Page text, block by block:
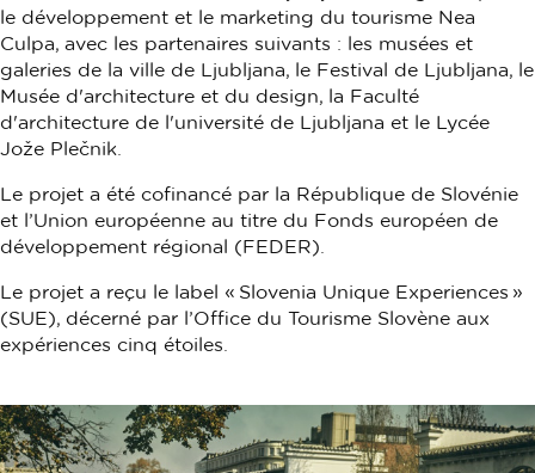
le développement et le marketing du tourisme Nea
Culpa, avec les partenaires suivants : les musées et
galeries de la ville de Ljubljana, le Festival de Ljubljana, le
Musée d'architecture et du design, la Faculté
d'architecture de l'université de Ljubljana et le Lycée
Jože Plečnik.
Le projet a été cofinancé par la République de Slovénie
et l’Union européenne au titre du Fonds européen de
développement régional (FEDER).
Le projet a reçu le label « Slovenia Unique Experiences »
(SUE), décerné par l’Office du Tourisme Slovène aux
expériences cinq étoiles.